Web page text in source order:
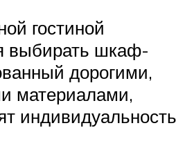
гостиной
выбирать шкаф-
дорогими,
материалами,
индивидуальность